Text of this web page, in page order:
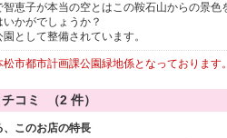
智恵子が本当の空とはこの鞍石山からの景
かがでしょうか？
として整備されています。
市都市計画課公園緑地係となっております。
チコミ （2 件）
、このお店の特長